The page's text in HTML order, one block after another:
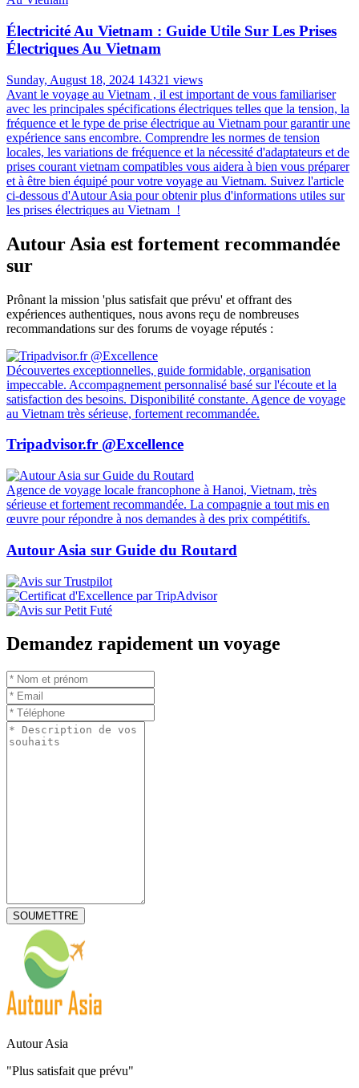
Électricité Au Vietnam : Guide Utile Sur Les Prises
Électriques Au Vietnam
Sunday, August 18, 2024 14321 views
Avant le voyage au Vietnam , il est important de vous familiariser
avec les principales spécifications électriques telles que la tension, la
fréquence et le type de prise électrique au Vietnam pour garantir une
expérience sans encombre. Comprendre les normes de tension
locales, les variations de fréquence et la nécessité d'adaptateurs et de
prises courant vietnam compatibles vous aidera à bien vous préparer
et à être bien équipé pour votre voyage au Vietnam. Suivez l'article
ci-dessous d'Autour Asia pour obtenir plus d'informations utiles sur
les prises électriques au Vietnam !
Autour Asia est fortement recommandée
sur
Prônant la mission 'plus satisfait que prévu' et offrant des
expériences authentiques, nous avons reçu de nombreuses
recommandations sur des forums de voyage réputés :
Découvertes exceptionnelles, guide formidable, organisation
impeccable. Accompagnement personnalisé basé sur l'écoute et la
satisfaction des besoins. Disponibilité constante. Agence de voyage
au Vietnam très sérieuse, fortement recommandée.
Tripadvisor.fr @Excellence
Agence de voyage locale francophone à Hanoi, Vietnam, très
sérieuse et fortement recommandée. La compagnie a tout mis en
œuvre pour répondre à nos demandes à des prix compétitifs.
Autour Asia sur Guide du Routard
Demandez rapidement un voyage
Autour Asia
"Plus satisfait que prévu"